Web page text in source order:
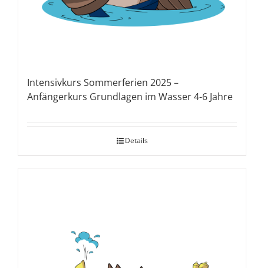
Intensivkurs Sommerferien 2025 –
Anfängerkurs Grundlagen im Wasser 4-6 Jahre
Details